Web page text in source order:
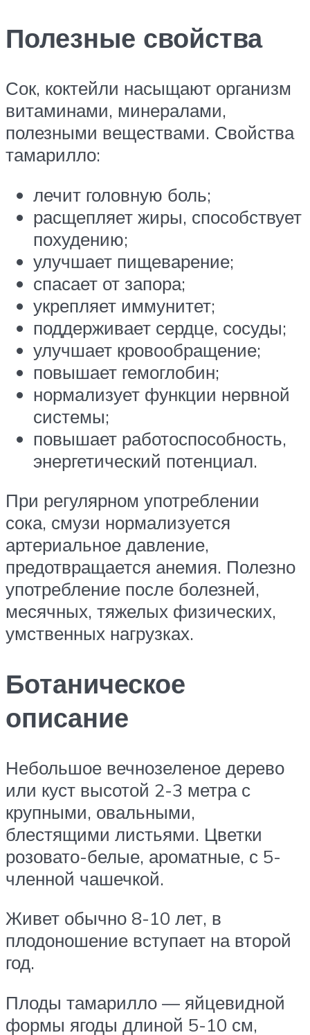
Полезные свойства
Сок, коктейли насыщают организм
витаминами, минералами,
полезными веществами. Свойства
тамарилло:
лечит головную боль;
расщепляет жиры, способствует
похудению;
улучшает пищеварение;
спасает от запора;
укрепляет иммунитет;
поддерживает сердце, сосуды;
улучшает кровообращение;
повышает гемоглобин;
нормализует функции нервной
системы;
повышает работоспособность,
энергетический потенциал.
При регулярном употреблении
сока, смузи нормализуется
артериальное давление,
предотвращается анемия. Полезно
употребление после болезней,
месячных, тяжелых физических,
умственных нагрузках.
Ботаническое
описание
Небольшое вечнозеленое дерево
или куст высотой 2-3 метра с
крупными, овальными,
блестящими листьями. Цветки
розовато-белые, ароматные, с 5-
членной чашечкой.
Живет обычно 8-10 лет, в
плодоношение вступает на второй
год.
Плоды тамарилло — яйцевидной
формы ягоды длиной 5-10 см,